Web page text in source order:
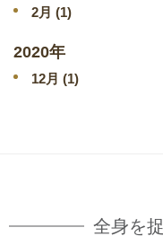
2月 (1)
2020年
12月 (1)
全身を